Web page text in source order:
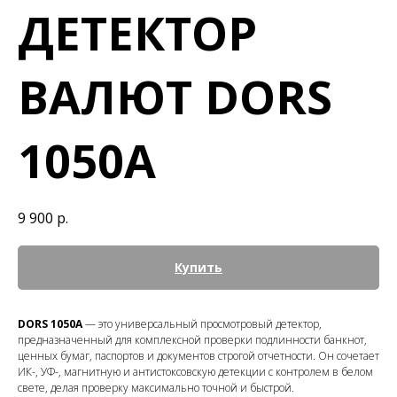
ДЕТЕКТОР
ВАЛЮТ DORS
1050А
9 900 р.
Купить
DORS 1050A— это универсальный просмотровый детектор,
предназначенный для комплексной проверки подлинности банкнот,
ценных бумаг, паспортов и документов строгой отчетности. Он сочетает
ИК-, УФ-, магнитную и антистоксовскую детекции с контролем в белом
свете, делая проверку максимально точной и быстрой.